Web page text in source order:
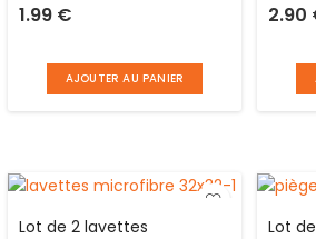
transparente
1.99 €
AJOUTER AU PANIER
de
2.90
Lot de 2 lavettes
Lot